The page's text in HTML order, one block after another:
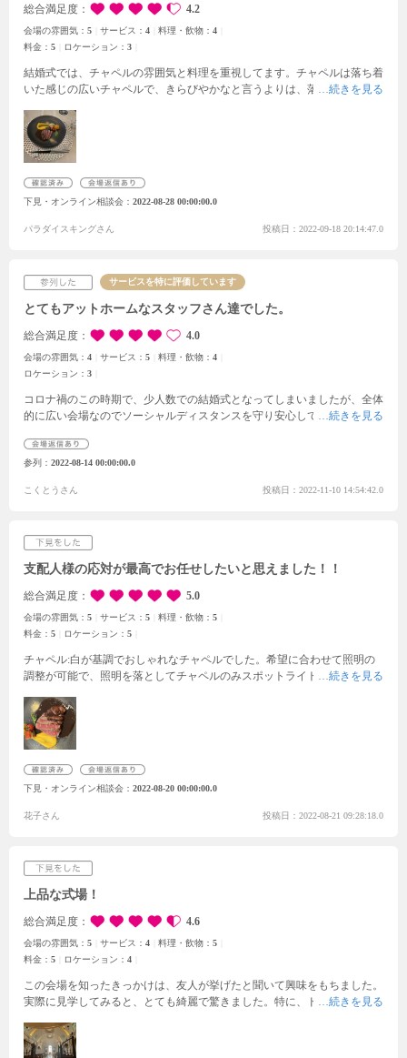
とができるので助かります。 ディズニープリンセスが好きな方、憧れてい
る方は1度は見学することをおすすめします。
総合満足度 4.2
会場の雰囲気： 5 サービス： 4 料理・飲物： 4
料金： 5 ロケーション： 3
結婚式では、チャペルの雰囲気と料理を重視してます。 チャペルは落ち着
いた感じの広いチャペルで、きらびやかなと言うよりは、落ち着いた雰囲
みにしていて、実際にお出ししていただいた肉料理は味も見た目も素晴ら
しかったのですが、そのあとに出していた魚料理の方に感動しました！見
た目もインパクトがあり素敵でしたが、それ以上にロブスターの味がとて
うのあり、自分達だけの結婚式には最適ですね。
気が良い日であればテラスでの開放的な空間がワクワクしました。
下見・オンライン相談会 2022-08-28 00:00:00.0
パラダイスキングさん 投稿日：2022-09-18 20:14:47.0
サービスを特に評価しています
とてもアットホームなスタッフさん達でした。
総合満足度 4.0
会場の雰囲気： 4 サービス： 5 料理・飲物： 4
ロケーション： 3
コロナ禍のこの時期で、少人数での結婚式となってしまいましたが、全体
的に広い会場なのでソーシャルディスタンスを守り安心して式に参加でき
参列 2022-08-14 00:00:00.0
こくとうさん 投稿日：2022-11-10 14:54:42.0
支配人様の応対が最高でお任せしたいと思えました！！
総合満足度 5.0
会場の雰囲気： 5 サービス： 5 料理・飲物： 5
料金： 5 ロケーション： 5
チャペル:白が基調でおしゃれなチャペルでした。希望に合わせて照明の
調整が可能で、照明を落としてチャペルのみスポットライトな当たるよう
でも映える演出が可能でした。チャペルの雰囲気に自由度を加えられるの
珍しいと感じました。
控室もおしゃれでした。待合い室にビールサーバーがあり、参列者が自由
可能ですが。衣装:素敵な衣装がたくさんありました。長いトレーンに対
応してフィッティングルームがかなり広かったです。
にお肉が柔らかくて美味しくすべてお箸とスプーンで食べられるので、年
下見・オンライン相談会 2022-08-20 00:00:00.0
花子さん 投稿日：2022-08-21 09:28:18.0
上品な式場！
総合満足度 4.6
会場の雰囲気： 5 サービス： 4 料理・飲物： 5
料金： 5 ロケーション： 4
この会場を知ったきっかけは、友人が挙げたと聞いて興味をもちました。
実際に見学してみると、とても綺麗で驚きました。特に、ドレスの品数が
ことも、他では出来なかったので、良かったです。
ターンのものを考えてくださりました。ただ、費用をできるだけおさえた